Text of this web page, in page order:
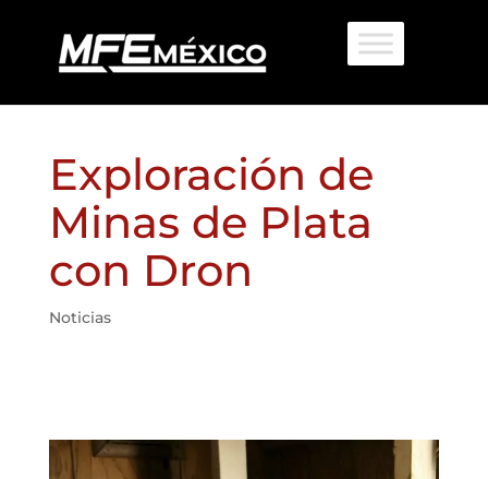
Exploración de
Minas de Plata
con Dron
Noticias